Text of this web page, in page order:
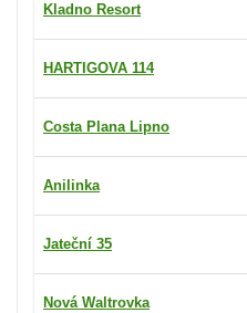
Kladno Resort
HARTIGOVA 114
Costa Plana Lipno
Anilinka
Jateční 35
Nová Waltrovka